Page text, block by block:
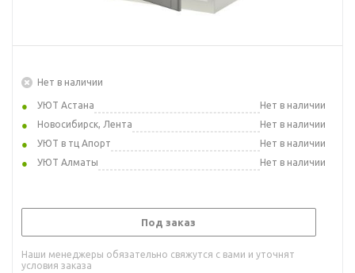
Нет в наличии
УЮТ Астана
Нет в наличии
Новосибирск, Лента
Нет в наличии
УЮТ в тц Апорт
Нет в наличии
УЮТ Алматы
Нет в наличии
Под заказ
Наши менеджеры обязательно свяжутся с вами и уточнят
условия заказа